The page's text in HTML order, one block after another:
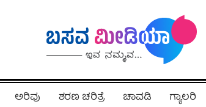
ಅರಿವು ಶರಣ ಚರಿತ್ರೆ ಚಾವಡಿ ಗ್ಯಾಲರಿ